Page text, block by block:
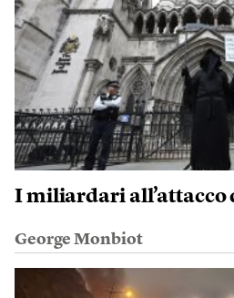
I miliardari
George Monbiot